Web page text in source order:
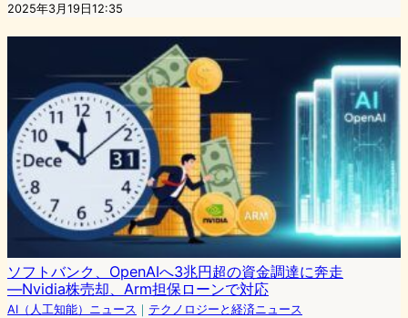
2025年3月19日12:35
ソフトバンク、OpenAIへ3兆円超の資金調達に奔走
―Nvidia株売却、Arm担保ローンで対応
AI（人工知能）ニュース ｜ テクノロジーと経済ニュース